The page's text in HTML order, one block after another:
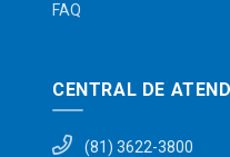
FAQ
CENTRAL DE
(81) 3622-3800